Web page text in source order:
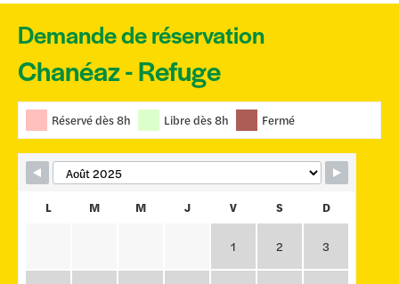
Demande de réservation
Skip Booking Form
Chanéaz - Refuge
Réservé dès 8h Libre dès 8h Fermé
L M M J V S D
1 2 3